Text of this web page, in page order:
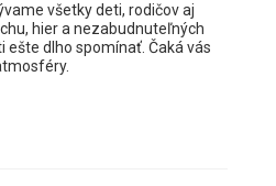
všetky deti, rodičov aj
hier a nezabudnuteľných
ešte dlho spomínať. Čaká vás